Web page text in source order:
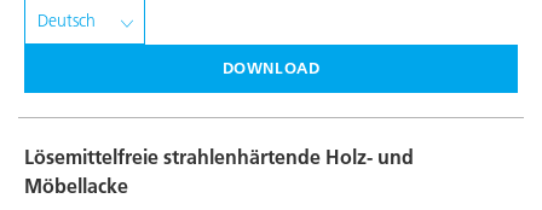
DOWNLOAD
Lösemittelfreie strahlenhärtende Holz- und
Möbellacke